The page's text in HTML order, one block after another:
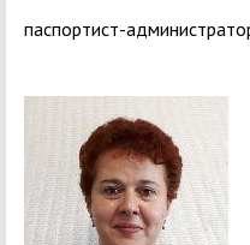
паспортист-